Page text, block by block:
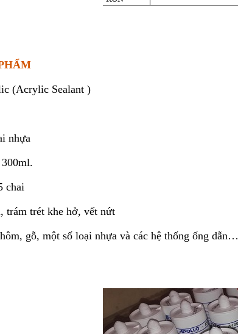
(Acrylic Sealant )
nhựa
chai
trám trét khe hở, vết nứt
gỗ, một số loại nhựa và các hệ thống ống dẫn…